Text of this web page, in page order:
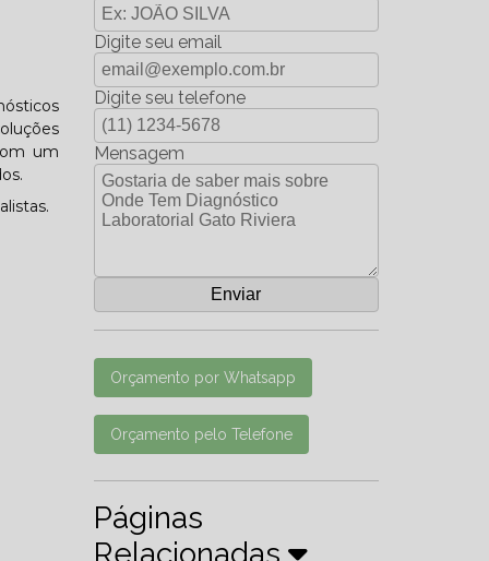
um
Digite seu email
Digite seu telefone
Mensagem
Orçamento por Whatsapp
Orçamento pelo Telefone
Páginas